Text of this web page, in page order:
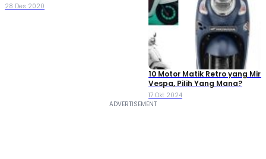
28 Des 2020
10 Motor Matik Retro yang
Vespa, Pilih Yang Mana?
17 Okt 2024